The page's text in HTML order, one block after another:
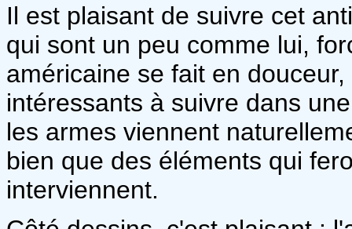
Il est plaisant de suivre cet
qui sont un peu comme lui,
américaine se fait en
intéressants à suivre dans
les armes viennent
bien que des éléments qui
interviennent.